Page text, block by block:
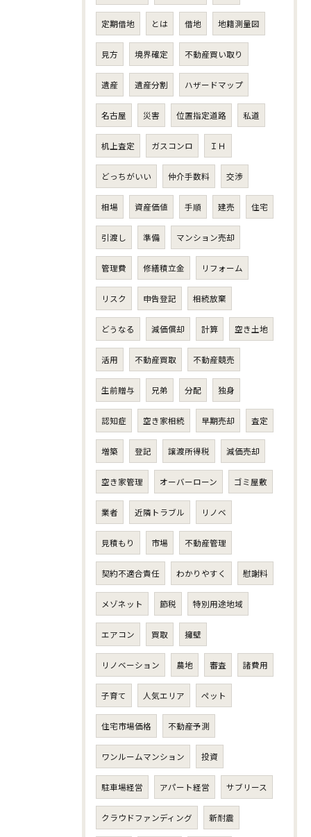
定期借地 とは 借地 地籍測量図
見方 境界確定 不動産買い取り
遺産 遺産分割 ハザードマップ
名古屋 災害 位置指定道路 私道
机上査定 ガスコンロ ＩＨ
どっちがいい 仲介手数料 交渉
相場 資産価値 手順 建売 住宅
引渡し 準備 マンション売却
管理費 修繕積立金 リフォーム
リスク 申告登記 相続放棄
どうなる 減価償却 計算 空き土地
活用 不動産買取 不動産競売
生前贈与 兄弟 分配 独身
認知症 空き家相続 早期売却 査定
増築 登記 譲渡所得税 減価売却
空き家管理 オーバーローン ゴミ屋敷
業者 近隣トラブル リノベ
見積もり 市場 不動産管理
契約不適合責任 わかりやすく 慰謝料
メゾネット 節税 特別用途地域
エアコン 買取 擁壁
リノベーション 農地 審査 諸費用
子育て 人気エリア ペット
住宅市場価格 不動産予測
ワンルームマンション 投資
駐車場経営 アパート経営 サブリース
クラウドファンディング 新耐震